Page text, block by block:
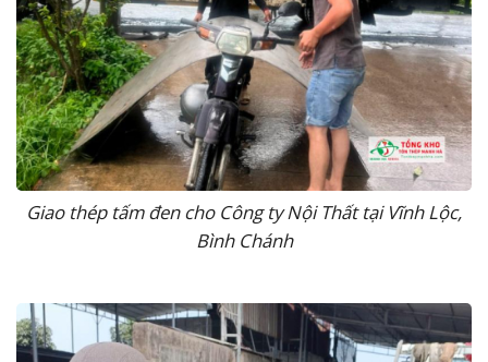
Giao thép tấm đen cho Công ty Nội Thất tại Vĩnh Lộc,
Bình Chánh